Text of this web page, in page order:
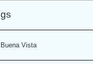
Vista